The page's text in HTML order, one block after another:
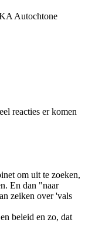
Autochtone
reacties er komen
om uit te zoeken,
En dan "naar
zeiken over 'vals
beleid en zo, dat